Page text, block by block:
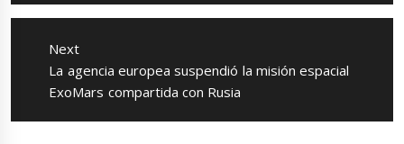
Next
Next
post:
La agencia europea suspendió la misión espacial
ExoMars compartida con Rusia